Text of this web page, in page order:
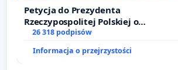
Petycja do Prezydenta
Rzeczypospolitej Polskiej o
zawetowanie ustawy „Lex Szarlatan”
26 318 podpisów
Informacja o przejrzystości